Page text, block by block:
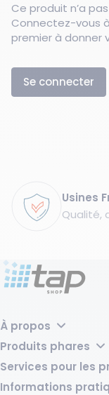
Ce produit n’a
Connectez-vous
premier à donner
Se connecter
Usines
Qualité,
À propos
Pourquoi choisir TAP
Tap Groupe
Produits phares
Transpalette manuel
Bac de rétention acier
Sabot de Protection -
Services pour les
Vos produits sur mesure
Location de matériel
Informations